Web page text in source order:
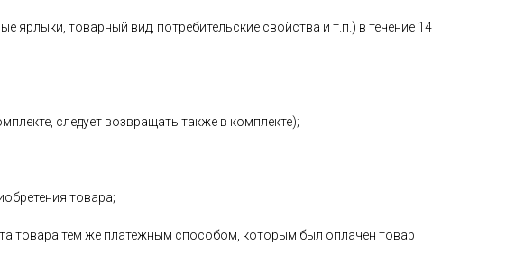
товарный вид, потребительские свойства и т.п.) в течение 14
следует возвращать также в комплекте);
товара;
товара тем же платежным способом, которым был оплачен товар